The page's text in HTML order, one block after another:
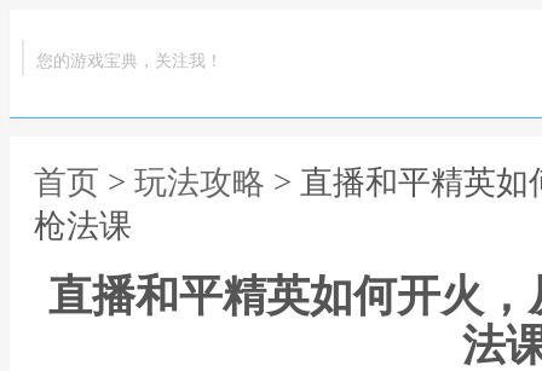
您的游戏宝典，关注我！
首页 > 玩法攻略 > 直播和平精英
枪法课
直播和平精英如何开火
法